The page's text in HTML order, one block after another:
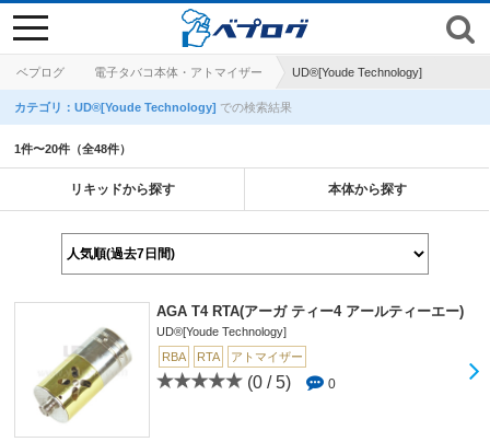
ベプログ 電子タバコ本体・アトマイザー UD®[Youde Technology]
toggle
navigation
カテゴリ：UD®[Youde Technology] での検索結果
1件〜20件（全48件）
リキッドから探す 本体から探す
AGA T4 RTA(アーガ ティー4 アールティーエー)
UD®[Youde Technology]
RBA
RTA アトマイザー
(0 / 5) 0